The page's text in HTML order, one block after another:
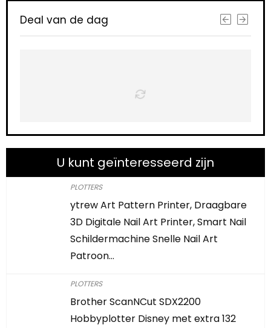
Deal van de dag
U kunt geïnteresseerd zijn
PLOTTERS
ytrew Art Pattern Printer, Draagbare
3D Digitale Nail Art Printer, Smart Nail
Schildermachine Snelle Nail Art
Patroon…
PLOTTERS
Brother ScanNCut SDX2200
Hobbyplotter Disney met extra 132